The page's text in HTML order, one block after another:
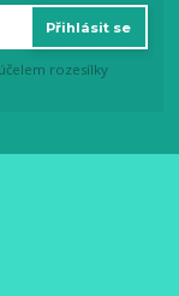
Přihlásit se
rozesílky